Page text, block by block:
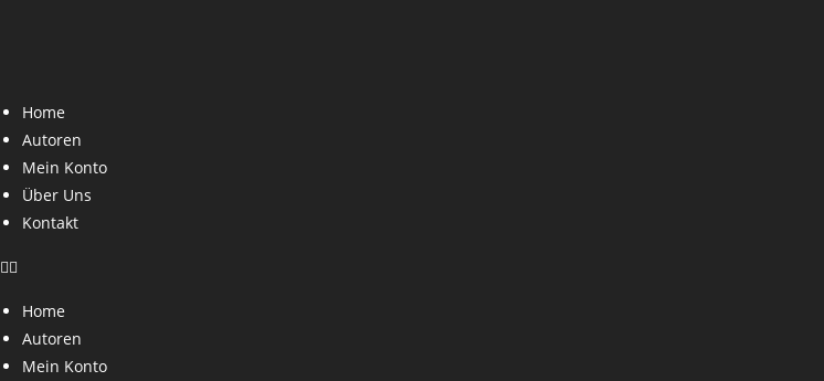
Home
Autoren
Mein Konto
Über Uns
Kontakt
Home
Autoren
Mein Konto